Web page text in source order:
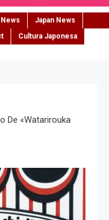
Japan News
Cultura Japonesa
De «Watarirouka